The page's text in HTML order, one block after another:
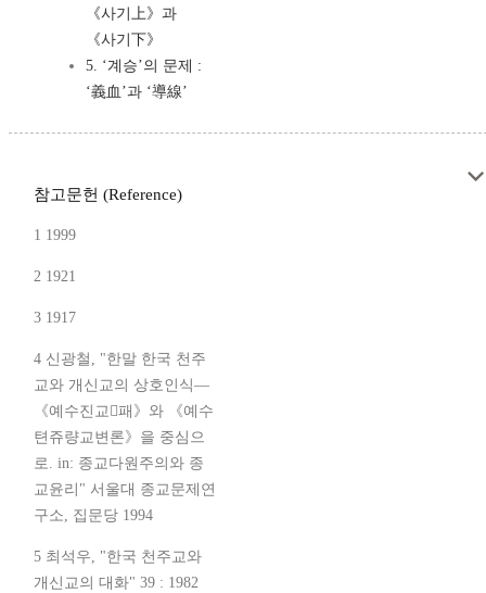
《사기上》과
《사기下》
5. ‘계승’의 문제 :
‘義血’과 ‘導線’
참고문헌 (Reference)
1 1999
2 1921
3 1917
4 신광철, "한말 한국 천주
교와 개신교의 상호인식—
《예수진교패》와 《예수
텬쥬량교변론》을 중심으
로. in: 종교다원주의와 종
교윤리" 서울대 종교문제연
구소, 집문당 1994
5 최석우, "한국 천주교와
개신교의 대화" 39 : 1982